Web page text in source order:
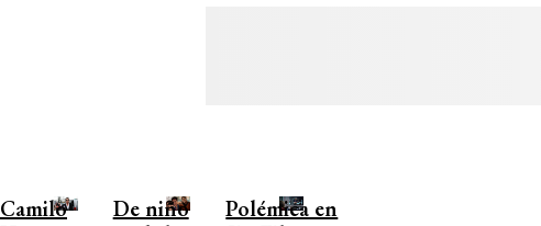
Camilo
De niño
Polémica en